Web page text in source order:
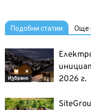
Подобни статии Още
Избрано
2026 г.